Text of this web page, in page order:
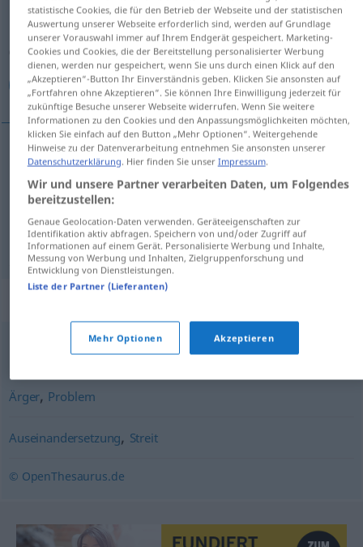
Übersicht aller Übersetzungen
(Für mehr Details die Übersetzung anklicken/antippen)
برخورد, درگیری, اختلاف
برخورد [bar-xord]
اختلاف [extelāf] Konflikt
(innere) Zerrissenheit
Ärger, Problem
Auseinandersetzung, Streit
© OpenThesaurus.de
statistische Cookies, die für den Betrieb der Webseite und der statistischen
Auswertung unserer Webseite erforderlich sind, werden auf Grundlage
unserer Vorauswahl immer auf Ihrem Endgerät gespeichert. Marketing-
Cookies und Cookies, die der Bereitstellung personalisierter Werbung
dienen, werden nur gespeichert, wenn Sie uns durch einen Klick auf den
„Akzeptieren“-Button Ihr Einverständnis geben. Klicken Sie ansonsten auf
„Fortfahren ohne Akzeptieren“. Sie können Ihre Einwilligung jederzeit für
zukünftige Besuche unserer Webseite widerrufen. Wenn Sie weitere
Informationen zu den Cookies und den Anpassungsmöglichkeiten möchten,
klicken Sie einfach auf den Button „Mehr Optionen“. Weitergehende
Hinweise zu der Datenverarbeitung entnehmen Sie ansonsten unserer
Datenschutzerklärung. Hier finden Sie unser Impressum.
Wir und unsere Partner verarbeiten Daten, um Folgendes
bereitzustellen:
Genaue Geolocation-Daten verwenden. Geräteeigenschaften zur
Identifikation aktiv abfragen. Speichern von und/oder Zugriff auf
Informationen auf einem Gerät. Personalisierte Werbung und Inhalte,
Messung von Werbung und Inhalten, Zielgruppenforschung und
Entwicklung von Dienstleistungen.
Liste der Partner (Lieferanten)
Mehr Optionen Akzeptieren